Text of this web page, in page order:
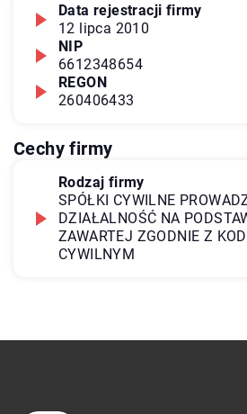
Data rejestracji firmy
12 lipca 2010
NIP
6612348654
REGON
260406433
Cechy firmy
Rodzaj firmy
SPÓŁKI CYWILNE
DZIAŁALNOŚĆ NA
ZAWARTEJ ZGODNIE Z
CYWILNYM